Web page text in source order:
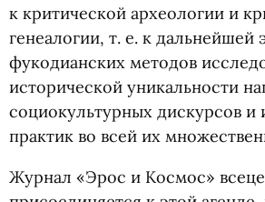
к критической археологии и
генеалогии, т. е. к дальнейшей
фукодианских методов
исторической уникальности
социокультурных дискурсов и
практик во всей их
Журнал «Эрос и Космос»